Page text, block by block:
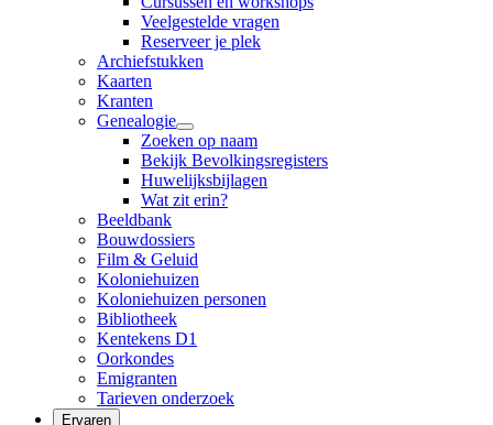
Veelgestelde vragen
Reserveer je plek
Archiefstukken
Kaarten
Kranten
Genealogie
Zoeken op naam
Bekijk Bevolkingsregisters
Huwelijksbijlagen
Wat zit erin?
Beeldbank
Bouwdossiers
Film & Geluid
Koloniehuizen
Koloniehuizen personen
Bibliotheek
Kentekens D1
Oorkondes
Emigranten
Tarieven onderzoek
Ervaren